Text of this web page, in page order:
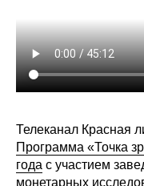
Научные
Выпуски
Телеканал Красная
Программа «Точка
года с участием
монетарных